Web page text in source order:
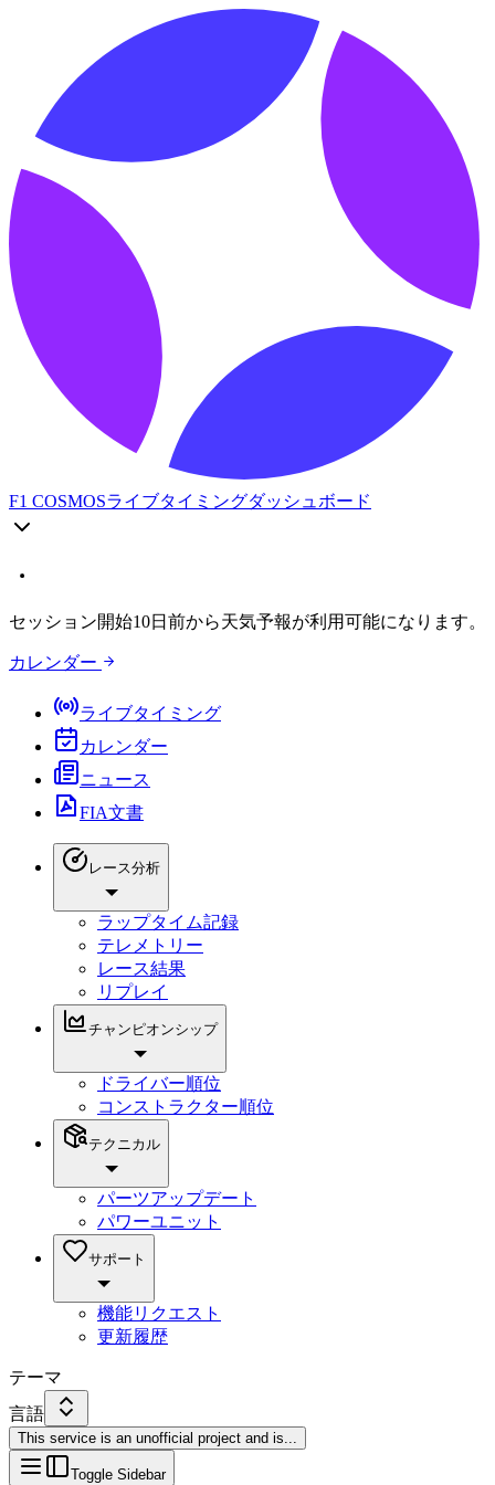
F1 COSMOSライブタイミングダッシュボード
セッション開始10日前から天気予報が利用可能になります。
カレンダー
ライブタイミング
カレンダー
ニュース
FIA文書
レース分析
ラップタイム記録
テレメトリー
レース結果
リプレイ
チャンピオンシップ
ドライバー順位
コンストラクター順位
テクニカル
パーツアップデート
パワーユニット
サポート
機能リクエスト
更新履歴
テーマ
言語
This service is an unofficial project and is...
Toggle Sidebar